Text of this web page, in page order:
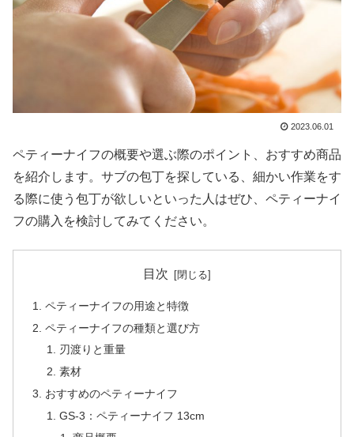
2023.06.01
ペティーナイフの概要や選ぶ際のポイント、おすすめ商品
を紹介します。サブの包丁を探している、細かい作業をす
る際に使う包丁が欲しいといった人はぜひ、ペティーナイ
フの購入を検討してみてください。
目次
ペティーナイフの用途と特徴
ペティーナイフの種類と選び方
刃渡りと重量
素材
おすすめのペティーナイフ
GS-3：ペティーナイフ 13cm